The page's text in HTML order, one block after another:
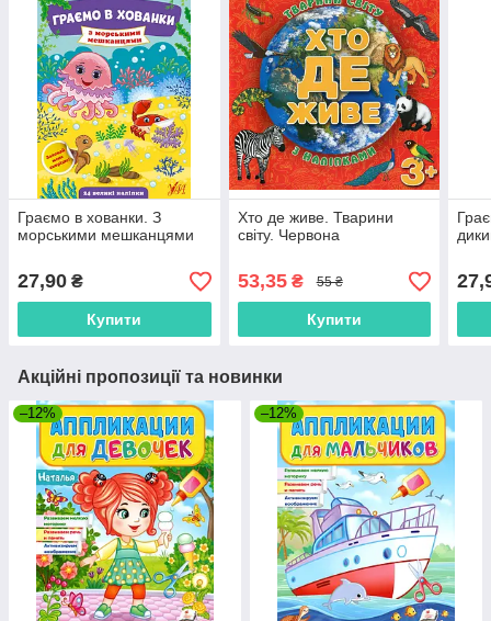
Граємо в хованки. З
морськими мешканцями
27,90 ₴
Купити
Хто де живе. Тварини
світу. Червона
53,35₴ 55 ₴
Купити
Акційні пропозиції та новинки
–12% –12%